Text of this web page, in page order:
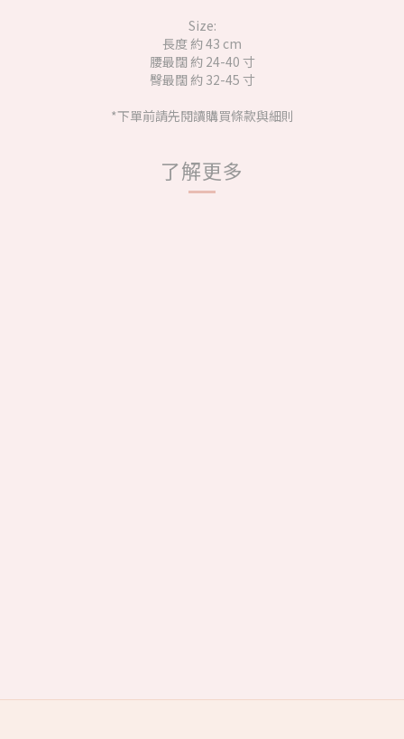
Size:
長度 約 43 cm
腰最闊 約 24-40 寸
臀最闊 約 32-45 寸
*下單前請先閱讀購買條款與細則
了解更多